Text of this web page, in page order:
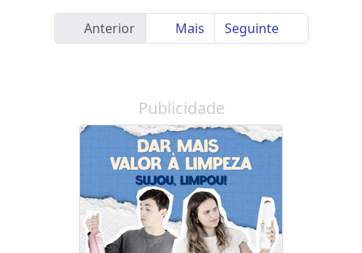
Anterior Mais Seguinte
Publicidade